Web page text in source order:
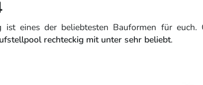
ist eines der beliebtesten Bauformen für euch.
rechteckig mit unter sehr beliebt.